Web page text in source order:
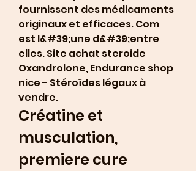
fournissent des médicaments
originaux et efficaces. Com
est l&#39;une d&#39;entre
elles. Site achat steroide
Oxandrolone, Endurance shop
nice - Stéroïdes légaux à
vendre.
Créatine et
musculation,
premiere cure